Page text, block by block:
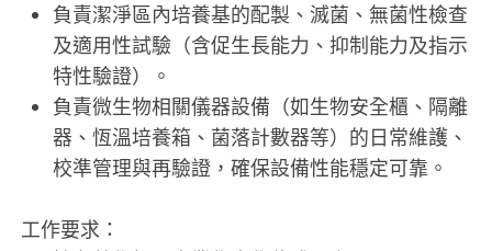
負責潔淨區內培養基的配製、滅菌、無菌性檢查
及適用性試驗（含促生長能力、抑制能力及指示
特性驗證）。
負責微生物相關儀器設備（如生物安全櫃、隔離
器、恆溫培養箱、菌落計數器等）的日常維護、
校準管理與再驗證，確保設備性能穩定可靠。
工作要求：